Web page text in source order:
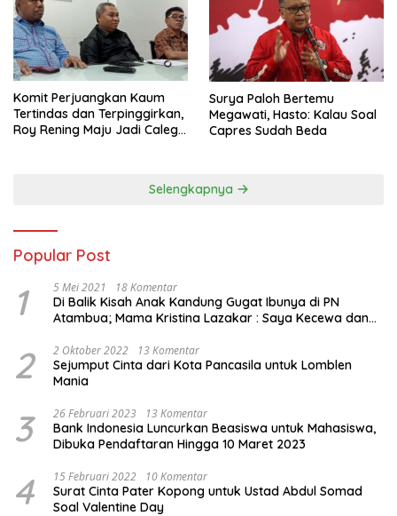
Komit Perjuangkan Kaum
Tertindas dan Terpinggirkan,
Roy Rening Maju Jadi Caleg
Surya Paloh Bertemu
Megawati, Hasto: Kalau Soal
Capres Sudah Beda
Selengkapnya
Popular Post
1 5 Mei 2021 18 Komentar
Di Balik Kisah Anak Kandung Gugat Ibunya di PN
Atambua; Mama Kristina Lazakar : Saya Kecewa dan
2 2 Oktober 2022 13 Komentar
Sejumput Cinta dari Kota Pancasila untuk Lomblen
Mania
3 26 Februari 2023 13 Komentar
Bank Indonesia Luncurkan Beasiswa untuk Mahasiswa,
Dibuka Pendaftaran Hingga 10 Maret 2023
4 15 Februari 2022 10 Komentar
Surat Cinta Pater Kopong untuk Ustad Abdul Somad
Soal Valentine Day